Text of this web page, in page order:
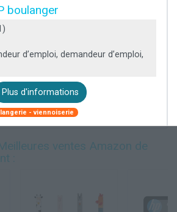
boulanger
d’emploi, demandeur d’emploi,
Plus d'informations
- viennoiserie
ventes Amazon de
: